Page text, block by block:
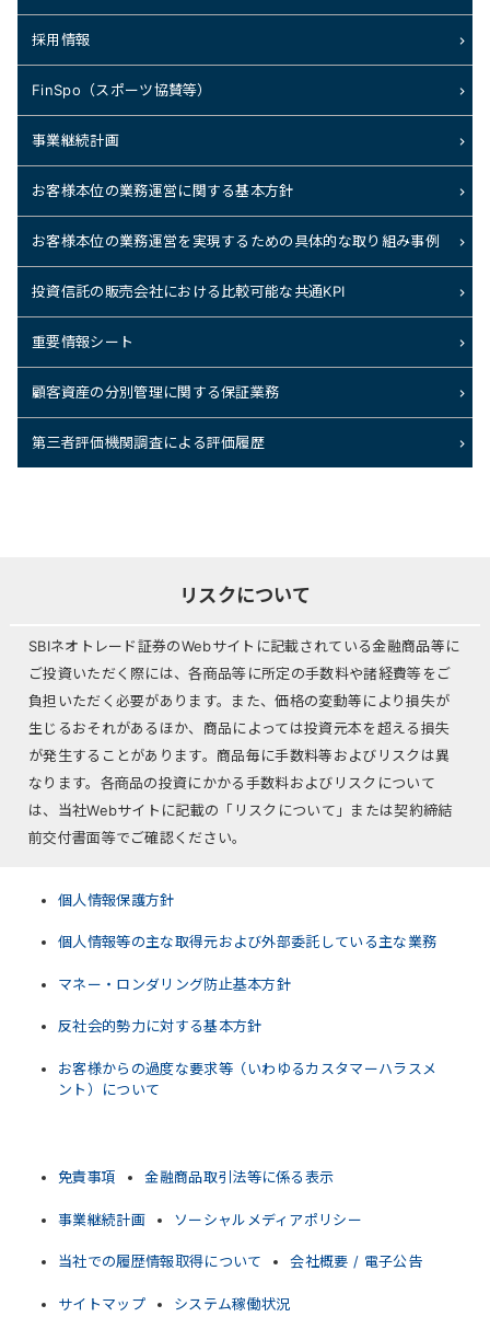
採用情報
FinSpo（スポーツ協賛等）
事業継続計画
お客様本位の業務運営に関する基本方針
お客様本位の業務運営を実現するための具体的な取り組み事例
投資信託の販売会社における比較可能な共通KPI
重要情報シート
顧客資産の分別管理に関する保証業務
第三者評価機関調査による評価履歴
リスクについて
SBIネオトレード証券のWebサイトに記載されている金融商品等に
ご投資いただく際には、各商品等に所定の手数料や諸経費等をご
負担いただく必要があります。また、価格の変動等により損失が
生じるおそれがあるほか、商品によっては投資元本を超える損失
が発生することがあります。商品毎に手数料等およびリスクは異
なります。各商品の投資にかかる手数料およびリスクについて
は、当社Webサイトに記載の「リスクについて」または契約締結
前交付書面等でご確認ください。
個人情報保護方針
個人情報等の主な取得元および外部委託している主な業務
マネー・ロンダリング防止基本方針
反社会的勢力に対する基本方針
お客様からの過度な要求等（いわゆるカスタマーハラスメ
ント）について
免責事項 金融商品取引法等に係る表示
事業継続計画 ソーシャルメディアポリシー
当社での履歴情報取得について 会社概要 / 電子公告
サイトマップ システム稼働状況